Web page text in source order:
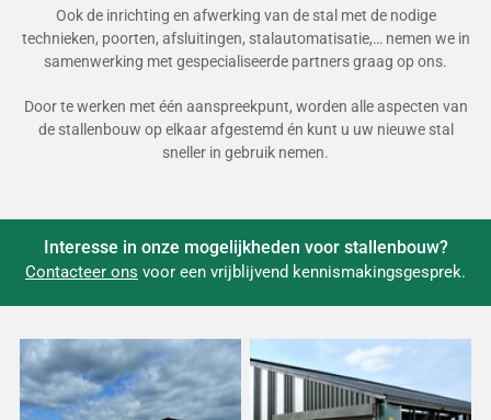
Ook de inrichting en afwerking van de stal met de nodige
technieken, poorten, afsluitingen, stalautomatisatie,… nemen we in
samenwerking met gespecialiseerde partners graag op ons.
Door te werken met één aanspreekpunt, worden alle aspecten van
de stallenbouw op elkaar afgestemd én kunt u uw nieuwe stal
sneller in gebruik nemen.
Interesse in onze mogelijkheden voor stallenbouw?
Contacteer ons voor een vrijblijvend kennismakingsgesprek.